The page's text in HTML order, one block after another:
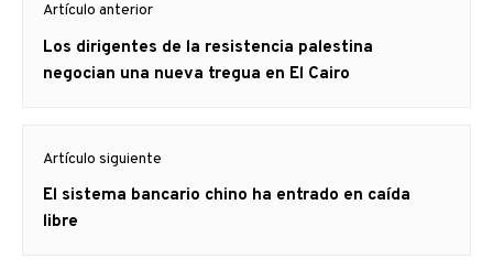
de
entradas
Artículo anterior
Artículo
anterior
Los dirigentes de la resistencia palestina
negocian una nueva tregua en El Cairo
Artículo siguiente
Artículo
siguiente:
El sistema bancario chino ha entrado en caída
libre